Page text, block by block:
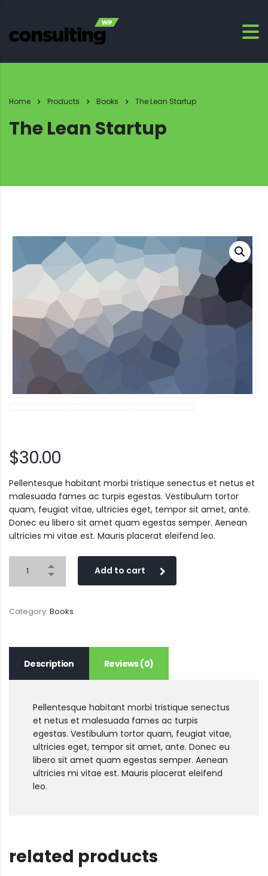
Home Products Books The Lean Startup
The Lean Startup
$30.00
Pellentesque habitant morbi tristique senectus et netus et
malesuada fames ac turpis egestas. Vestibulum tortor
quam, feugiat vitae, ultricies eget, tempor sit amet, ante.
Donec eu libero sit amet quam egestas semper. Aenean
ultricies mi vitae est. Mauris placerat eleifend leo.
Add to cart
Category: Books
Description Reviews (0)
Pellentesque habitant morbi tristique senectus
et netus et malesuada fames ac turpis
egestas. Vestibulum tortor quam, feugiat vitae,
ultricies eget, tempor sit amet, ante. Donec eu
libero sit amet quam egestas semper. Aenean
ultricies mi vitae est. Mauris placerat eleifend
leo.
related products